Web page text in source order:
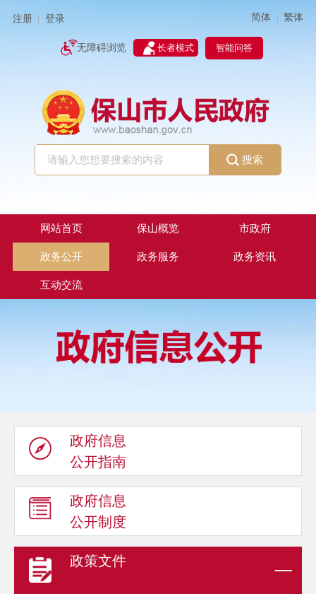
注册 登录 简体 | 繁体
无障碍浏览 长者模式 智能问答
搜索
网站首页 保山概览 市政府
政务公开 政务服务 政务资讯
互动交流
政府信息
公开指南
政府信息
公开制度
政策文件